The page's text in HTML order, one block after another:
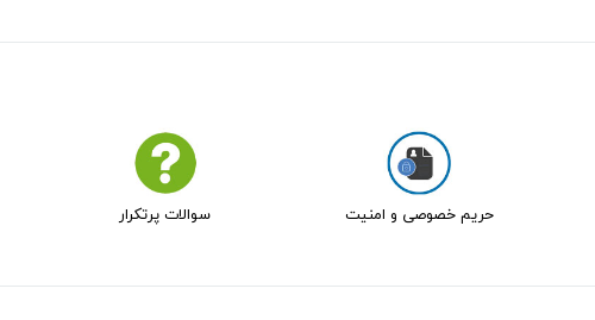
حریم خصوصی و امنیت سوالات پرتکرار